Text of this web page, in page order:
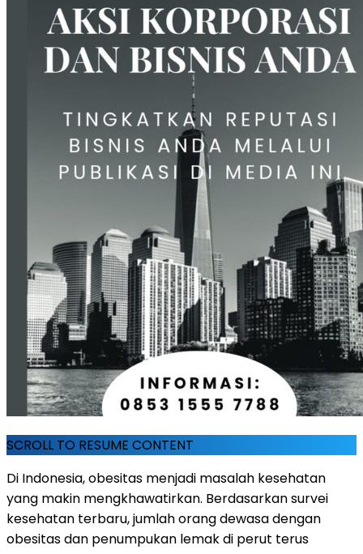
SCROLL TO RESUME CONTENT
Di Indonesia, obesitas menjadi masalah kesehatan
yang makin mengkhawatirkan. Berdasarkan survei
kesehatan terbaru, jumlah orang dewasa dengan
obesitas dan penumpukan lemak di perut terus